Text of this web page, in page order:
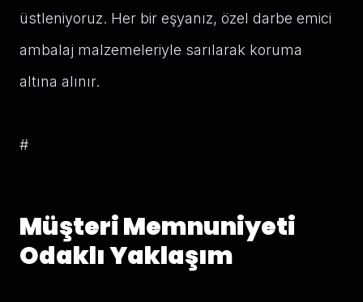
üstleniyoruz. Her bir eşyanız, özel darbe emici
ambalaj malzemeleriyle sarılarak koruma
altına alınır.
#
Müşteri Memnuniyeti
Odaklı Yaklaşım